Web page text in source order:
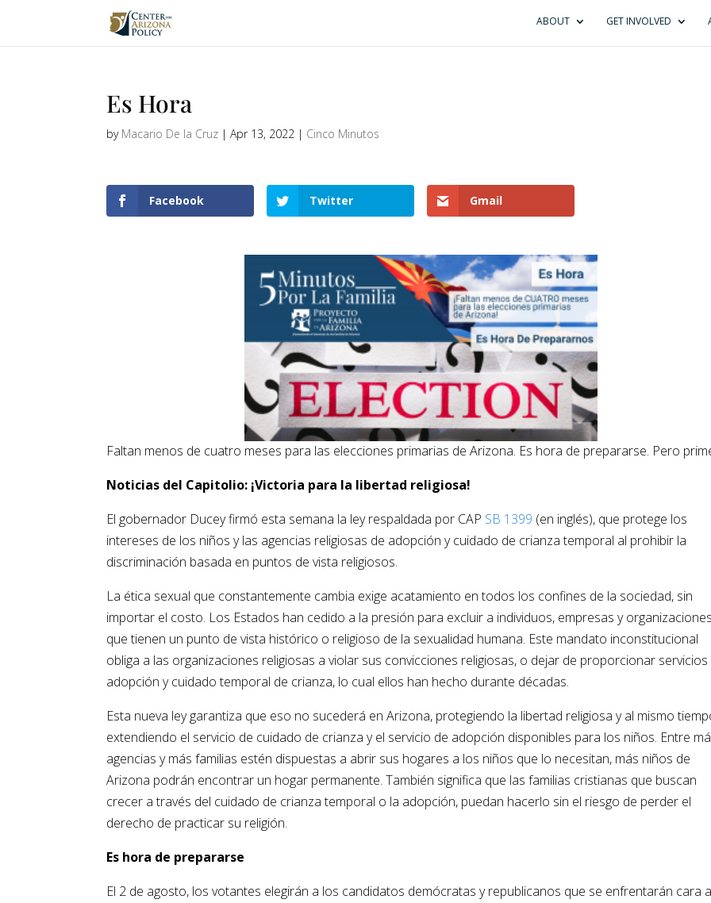
ABOUT GET INVOLVED
Es Hora
by Macario De la Cruz |Apr 13, 2022 | Cinco Minutos
Facebook Twitter Gmail
Faltan menos de cuatro meses para las elecciones primarias de Arizona. Es hora de prepararse. Pero
Noticias del Capitolio: ¡Victoria para la libertad religiosa!
El gobernador Ducey firmó esta semana la ley respaldada por CAP SB 1399 (en inglés), que protege los
intereses de los niños y las agencias religiosas de adopción y cuidado de crianza temporal al prohibir la
discriminación basada en puntos de vista religiosos.
La ética sexual que constantemente cambia exige acatamiento en todos los confines de la sociedad, sin
importar el costo. Los Estados han cedido a la presión para excluir a individuos, empresas y organizaciones
que tienen un punto de vista histórico o religioso de la sexualidad humana. Este mandato inconstitucional
obliga a las organizaciones religiosas a violar sus convicciones religiosas, o dejar de proporcionar servicios
adopción y cuidado temporal de crianza, lo cual ellos han hecho durante décadas.
Esta nueva ley garantiza que eso no sucederá en Arizona, protegiendo la libertad religiosa y al mismo
extendiendo el servicio de cuidado de crianza y el servicio de adopción disponibles para los niños. Entre
agencias y más familias estén dispuestas a abrir sus hogares a los niños que lo necesitan, más niños de
Arizona podrán encontrar un hogar permanente. También significa que las familias cristianas que buscan
crecer a través del cuidado de crianza temporal o la adopción, puedan hacerlo sin el riesgo de perder el
derecho de practicar su religión.
Es hora de prepararse
El 2 de agosto, los votantes elegirán a los candidatos demócratas y republicanos que se enfrentarán cara a